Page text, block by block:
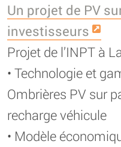
Un projet de PV
investisseurs
Projet de l’INPT à
• Technologie et
Ombrières PV sur
recharge véhicule
• Modèle